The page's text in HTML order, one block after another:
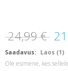
24,99 €
Saadavus: Laos (1)
Ole esimene, kes